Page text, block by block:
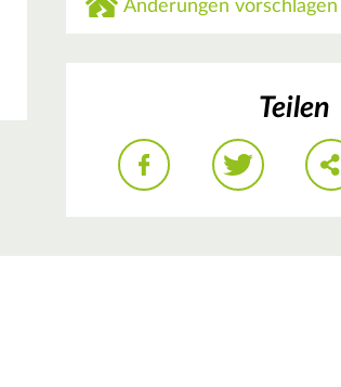
Änderungen vorschlagen
Teilen